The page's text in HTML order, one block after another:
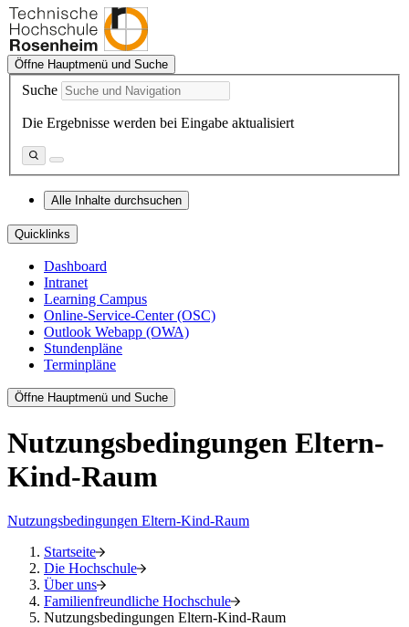
Öffne Hauptmenü und Suche
Suche
Die Ergebnisse werden bei Eingabe aktualisiert
Alle Inhalte durchsuchen
Quicklinks
Dashboard
Intranet
Learning Campus
Online-Service-Center (OSC)
Outlook Webapp (OWA)
Stundenpläne
Terminpläne
Öffne Hauptmenü und Suche
Nutzungsbedingungen Eltern-
Kind-Raum
Nutzungsbedingungen Eltern-Kind-Raum
Startseite
Die Hochschule
Über uns
Familienfreundliche Hochschule
Nutzungsbedingungen Eltern-Kind-Raum